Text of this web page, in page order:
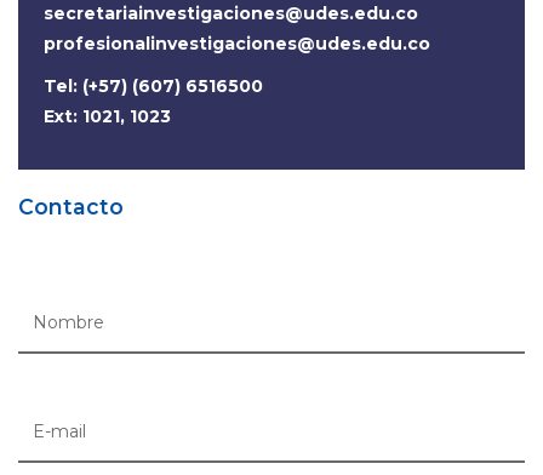
secretariainvestigaciones@udes.edu.co
profesionalinvestigaciones@udes.edu.co
Tel: (+57) (607) 6516500
Ext: 1021, 1023
Contacto